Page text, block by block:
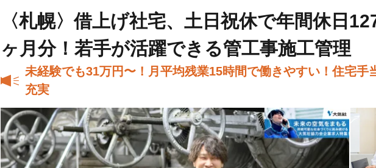
〈札幌〉借上げ社宅、土日祝休で年間休日
ヶ月分！若手が活躍できる管工事施工管理
未経験でも31万円〜！月平均残業15時間で働きやすい！住宅手
充実